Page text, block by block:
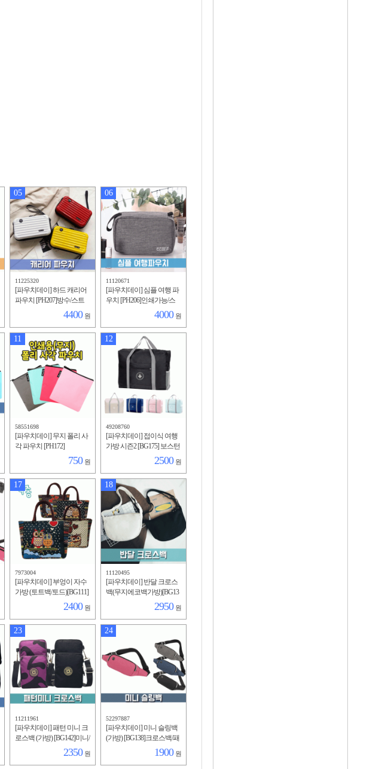
05
11225320
[파우치데이] 하드 캐리어
파우치 [PH207]방수/스트
랩/크로스백/보조주머니/
4400 원
06
11120671
[파우치데이] 심플 여행 파
우치 [PH206]인쇄가능/스
티커/벽걸이/메쉬/방수/세
면도구/여성용품/다용도/4
색/
4000 원
11
58551698
[파우치데이] 무지 폴리 사
각 파우치 [PH172]
750 원
12
49208760
[파우치데이] 접이식 여행
가방 시즌2 [BG175] 보스턴
백/캐리어보조가방/휴대
용/대용량수납/포켓/여성/
남성
2500 원
17
7973004
[파우치데이] 부엉이 자수
가방 (토트백/토드)[BG111]
여성가방/데일리/미니백/
빈티지/패션/캐릭터/쇼핑
백
2400 원
18
11120495
[파우치데이] 반달 크로스
백(무지에코백가방)[BG13
6]키링/여행용/남성/여성/휴
대용/반달/학생/라부부/남
자
2950 원
23
11211961
[파우치데이] 패턴 미니 크
로스백 (가방) [BG142]미니/
남성/남자/수납/여성/여자/
여행용/핸드폰/지갑2350 원
24
52297887
[파우치데이] 미니 슬링백
(가방) [BG138]크로스백/패
션/미니/숄더백/등산용/핸
드폰/운동/외출/분리수납
1900 원